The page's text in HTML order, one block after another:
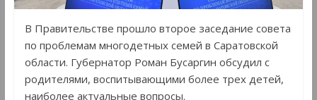
В Правительстве прошло второе заседание совета
по проблемам многодетных семей в Саратовской
области. Губернатор Роман Бусаргин обсудил с
родителями, воспитывающими более трех детей,
наиболее актуальные вопросы.